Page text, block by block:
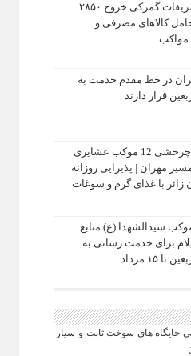
انجام تشریفات گمرکی خروج ۲۸۵۰
کالاهای مصرفی و
مواکب
در خط مقدم خدمت به
قرار دارند
مدیریت چرخشی 12 موکب‌ عشایری
مسیر مهران | پذیرایی روزانه
زائر با غذای گرم و سوغات
سیدالشهدا (ع) منابع
برای خدمت‌ رسانی به
۱۵ مرداد
جایگاه‌ های سوخت ثابت و سیار